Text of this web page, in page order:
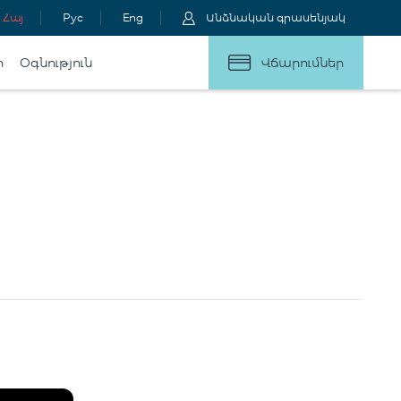
Հայ Рус Eng Անձնական գրասենյակ
Օգնություն Վճարումներ